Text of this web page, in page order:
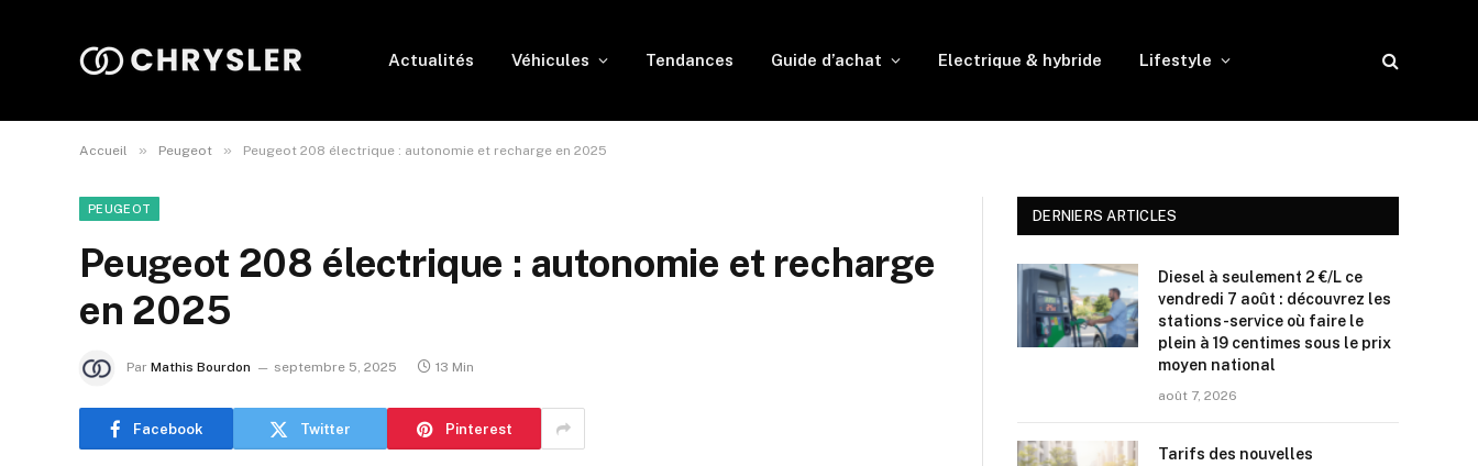
Actualités Véhicules Tendances Guide d’achat Electrique & hybride Lifestyle
Accueil » Peugeot » Peugeot 208 électrique : autonomie et recharge en 2025
PEUGEOT
Peugeot 208 électrique : autonomie et recharge
en 2025
Par Mathis Bourdon septembre 5, 2025 13 Min
Facebook Twitter Pinterest
DERNIERS ARTICLES
Diesel à seulement 2 €/L ce
vendredi 7 août : découvrez les
stations-service où faire le
plein à 19 centimes sous le prix
moyen national
août 7, 2026
Tarifs des nouvelles